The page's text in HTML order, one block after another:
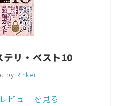
リ・ベスト10
by Rinker
ビューを見る